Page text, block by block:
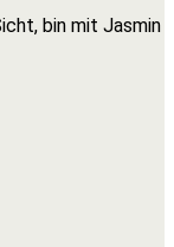
bin mit Jasmin